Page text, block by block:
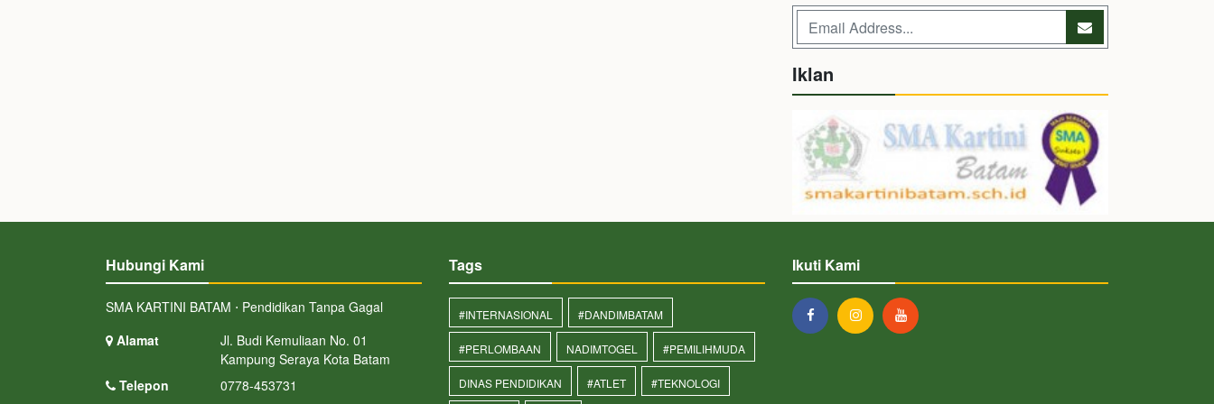
Iklan
Hubungi Kami
SMA KARTINI BATAM ⋅ Pendidikan Tanpa Gagal
Alamat
Jl. Budi Kemuliaan No. 01
Kampung Seraya Kota Batam
Telepon
0778-453731
Tags
#INTERNASIONAL #DANDIMBATAM
#PERLOMBAAN NADIMTOGEL #PEMILIHMUDA
DINAS PENDIDIKAN #ATLET #TEKNOLOGI
Ikuti Kami